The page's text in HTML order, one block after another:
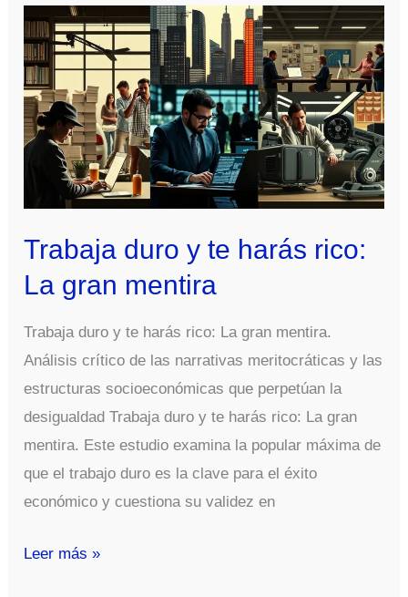
Deshielo:
¿Qué
hay
detrás
discurso
sobre
el
climático?
Trabaja duro y te harás rico:
La gran mentira
Trabaja duro y te harás rico: La gran mentira.
Análisis crítico de las narrativas meritocráticas y las
estructuras socioeconómicas que perpetúan la
desigualdad Trabaja duro y te harás rico: La gran
mentira. Este estudio examina la popular máxima de
que el trabajo duro es la clave para el éxito
económico y cuestiona su validez en
Trabaja
Leer más »